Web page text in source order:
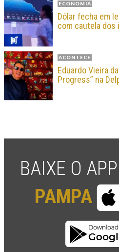
ECONOMIA
Dólar fecha em
com cautela
ACONTECE
Eduardo Vieira
Progress” na
BAIXE O
PAMPA